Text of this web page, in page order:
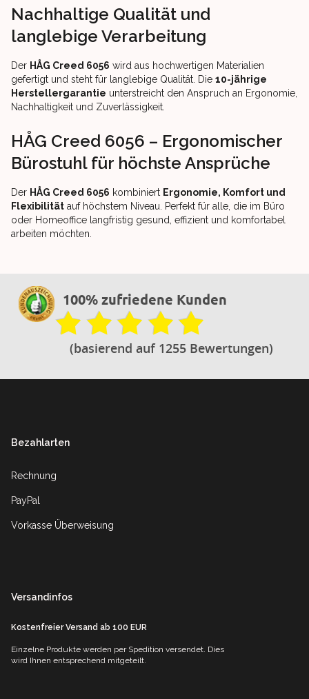
Nachhaltige Qualität und
langlebige Verarbeitung
Der HÅG Creed 6056 wird aus hochwertigen Materialien
gefertigt und steht für langlebige Qualität. Die 10-jährige
Herstellergarantie unterstreicht den Anspruch an Ergonomie,
Nachhaltigkeit und Zuverlässigkeit.
HÅG Creed 6056 – Ergonomischer
Bürostuhl für höchste Ansprüche
Der HÅG Creed 6056 kombiniert Ergonomie, Komfort und
Flexibilität auf höchstem Niveau. Perfekt für alle, die im Büro
oder Homeoffice langfristig gesund, effizient und komfortabel
arbeiten möchten.
100% zufriedene Kunden
(basierend auf 1255 Bewertungen)
Bezahlarten
Rechnung
PayPal
Vorkasse Überweisung
Versandinfos
Kostenfreier Versand ab 100 EUR
Einzelne Produkte werden per Spedition versendet. Dies
wird Ihnen entsprechend mitgeteilt.